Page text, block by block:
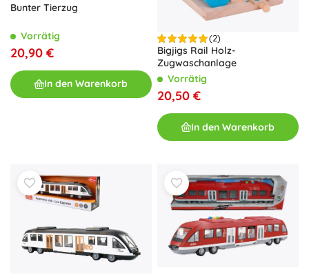
Bunter Tierzug
Vorrätig
20,90 €
In den Warenkorb
(2)
Bigjigs Rail Holz-
Zugwaschanlage
Vorrätig
20,50 €
In den Warenkorb